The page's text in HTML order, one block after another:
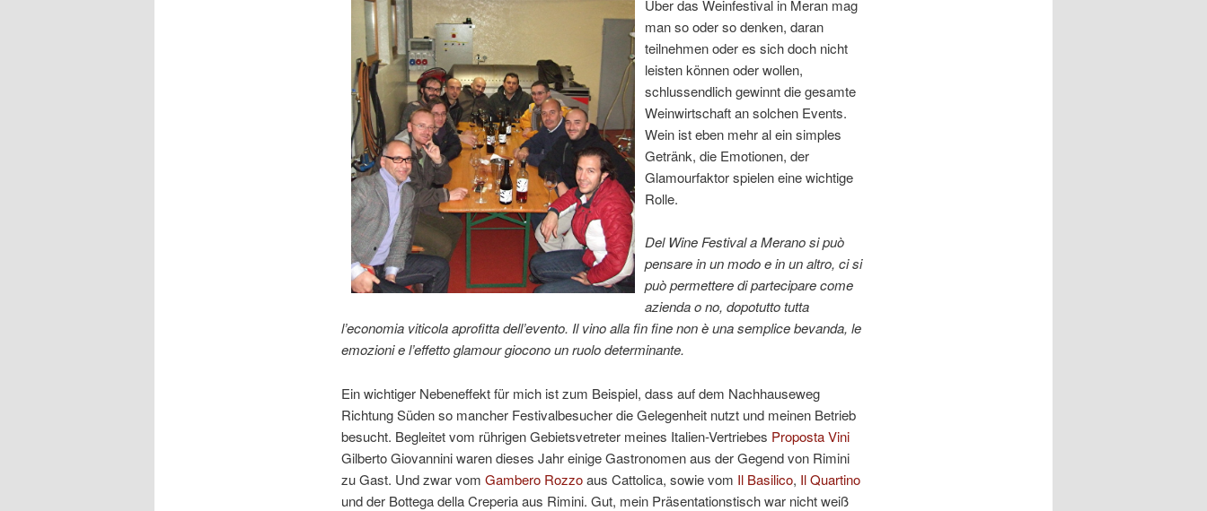
Über das Weinfestival in Meran mag
man so oder so denken, daran
teilnehmen oder es sich doch nicht
leisten können oder wollen,
schlussendlich gewinnt die gesamte
Weinwirtschaft an solchen Events.
Wein ist eben mehr al ein simples
Getränk, die Emotionen, der
Glamourfaktor spielen eine wichtige
Rolle.
Del Wine Festival a Merano si può
pensare in un modo e in un altro, ci si
può permettere di partecipare come
azienda o no, dopotutto tutta
l’economia viticola aprofitta dell’evento. Il vino alla fin fine non è una semplice bevanda, le
emozioni e l’effetto glamour giocono un ruolo determinante.
Ein wichtiger Nebeneffekt für mich ist zum Beispiel, dass auf dem Nachhauseweg
Richtung Süden so mancher Festivalbesucher die Gelegenheit nutzt und meinen Betrieb
besucht. Begleitet vom rührigen Gebietsvetreter meines Italien-Vertriebes Proposta Vini
Gilberto Giovannini waren dieses Jahr einige Gastronomen aus der Gegend von Rimini
zu Gast. Und zwar vom Gambero Rozzoaus Cattolica, sowie vom Il Basilico, Il Quartino
und der Bottega della Creperia aus Rimini. Gut, mein Präsentationstisch war nicht weiß